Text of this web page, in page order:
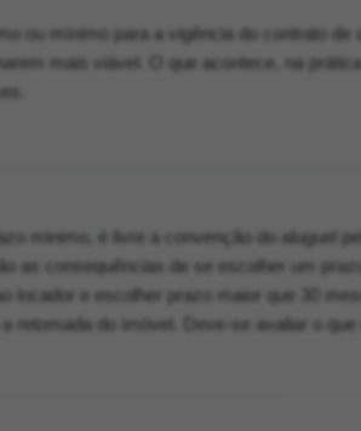
ou mínimo para a vigência do contrato de
mais viável. O que acontece, na
minimo, é livre a convenção do aluguel
as consequências de se escolher um
locador e escolher prazo maior que 30
retomada do imóvel. Deve-se avaliar o que